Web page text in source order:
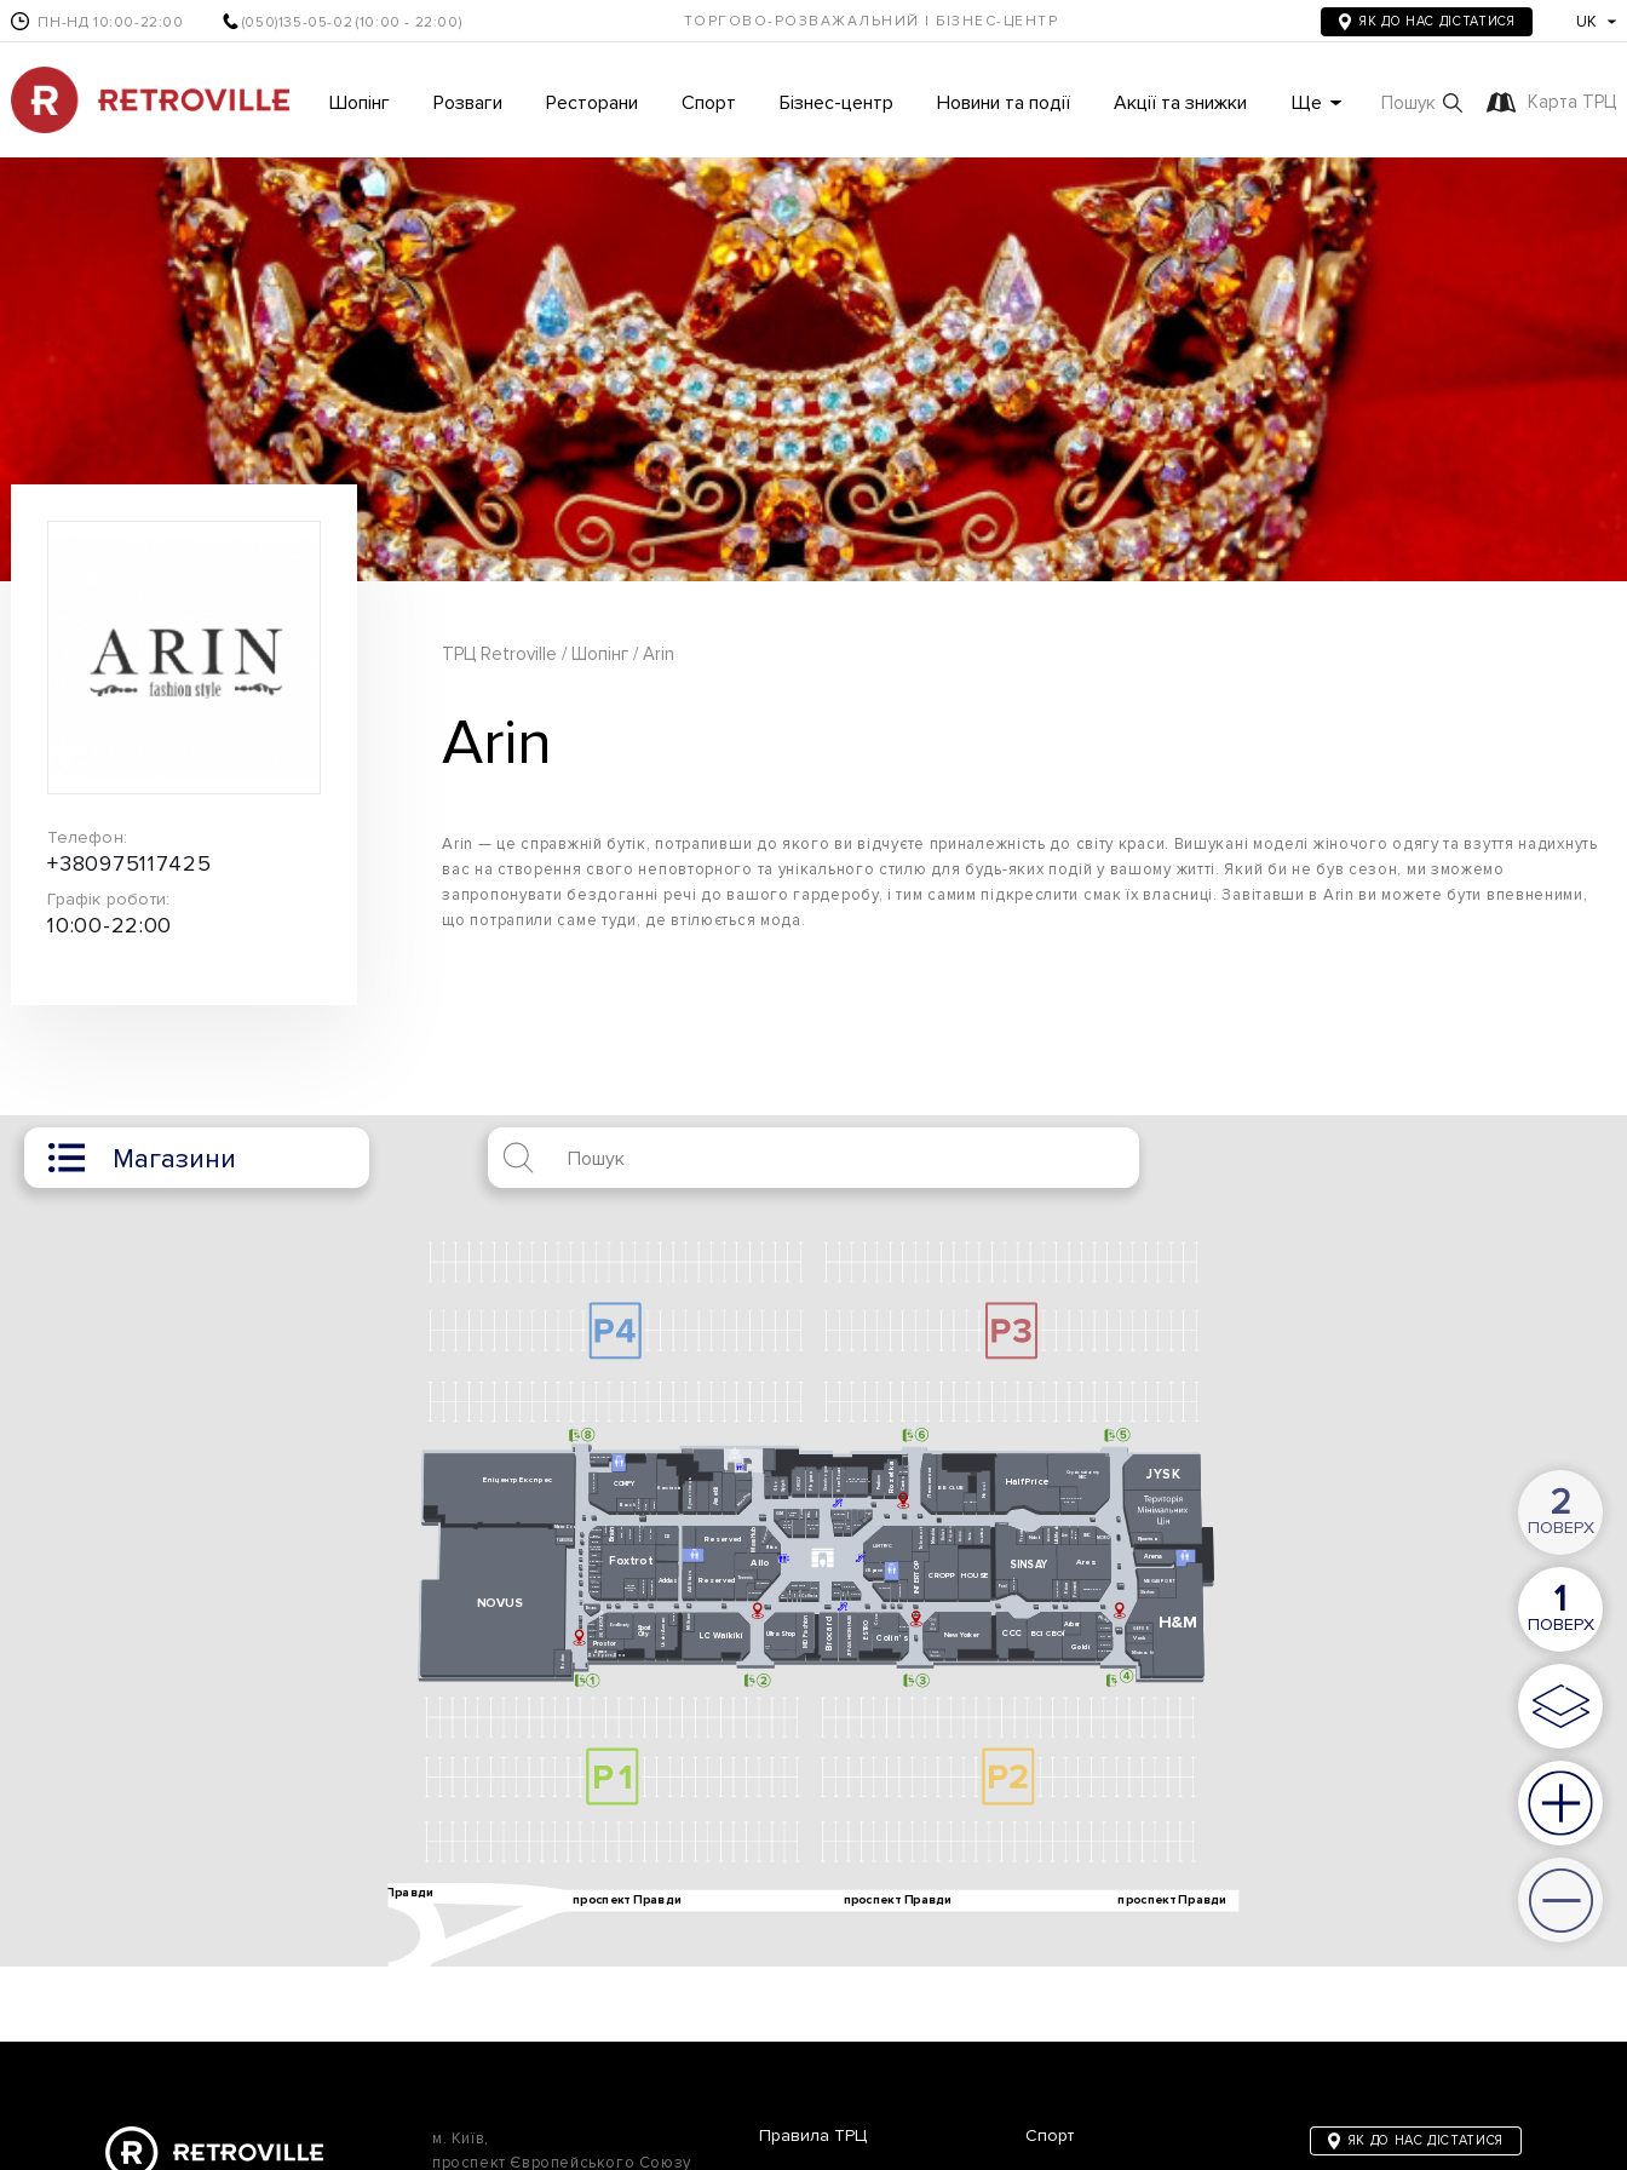
ПН-НД 10:00-22:00 (050)135-05-02 (10:00 - 22:00) ТОРГОВО-РОЗВАЖАЛЬНИЙ І БІЗНЕС-ЦЕНТР ЯК ДО НАС ДІСТАТИСЯ UK
Шопінг Розваги Ресторани Спорт Бізнес-центр Новини та події Акції та знижки Ще Пошук Карта ТРЦ
Телефон:
+380975117425
Графік роботи:
10:00-22:00
ТРЦ Retroville Шопінг Arin
Arin
Arin — це справжній бутік, потрапивши до якого ви відчуєте приналежність до світу краси. Вишукані моделі жіночого одягу та взуття надихнуть
вас на створення свого неповторного та унікального стилю для будь-яких подій у вашому житті. Який би не був сезон, ми зможемо
запропонувати бездоганні речі до вашого гардеробу, і тим самим підкреслити смак їх власниці. Завітавши в Arin ви можете бути впевненими,
що потрапили саме туди, де втілюється мода.
м. Київ,
проспект Європейського Союзу
Правила ТРЦ Спорт ЯК ДО НАС ДІСТАТИСЯ